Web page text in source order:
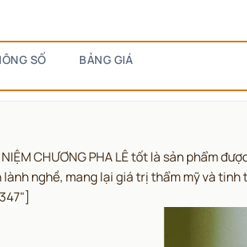
SỐ BẢNG GIÁ
CHƯƠNG PHA LÊ tốt là sản phẩm
nghề, mang lại giá trị thẩm mỹ và